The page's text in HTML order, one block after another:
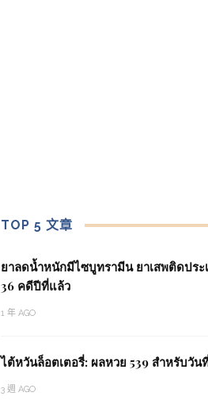
TOP 5 文章
ยาลดน้ำหนักมีไซบูทรามีน ยาเสพติดประ
36 คดีปีที่แล้ว
1 年 AGO
ไต้หวันล็อตเตอรี่: ผลหวย 539 สำหรับวัน
3 週 AGO